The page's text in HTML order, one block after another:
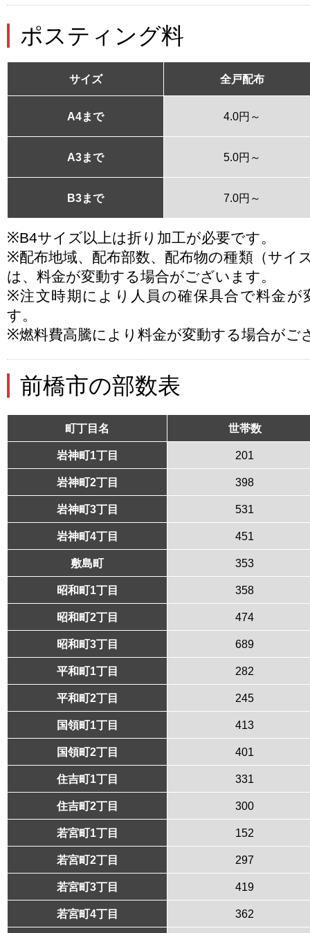
ポスティング料
サイズ 全戸配布
A4まで 4.0円～
A3まで 5.0円～
B3まで 7.0円～
※B4サイズ以上は折り加工が必要です。
※配布地域、配布部数、配布物の種類（サイ
は、料金が変動する場合がございます。
※注文時期により人員の確保具合で料金が
す。
※燃料費高騰により料金が変動する場合がご
前橋市の部数表
町丁目名 世帯数
岩神町1丁目 201
岩神町2丁目 398
岩神町3丁目 531
岩神町4丁目 451
敷島町 353
昭和町1丁目 358
昭和町2丁目 474
昭和町3丁目 689
平和町1丁目 282
平和町2丁目 245
国領町1丁目 413
国領町2丁目 401
住吉町1丁目 331
住吉町2丁目 300
若宮町1丁目 152
若宮町2丁目 297
若宮町3丁目 419
若宮町4丁目 362